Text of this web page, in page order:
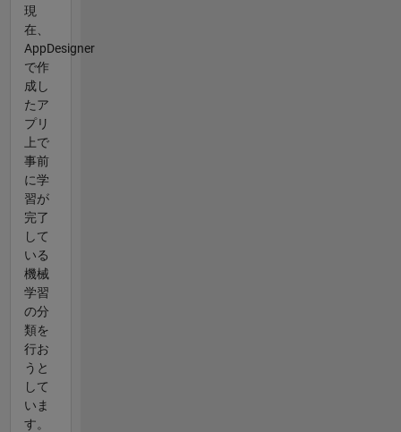
現
在、
AppDesigner
で作
成し
たア
プリ
上で
事前
に学
習が
完了
して
いる
機械
学習
の分
類を
行お
うと
して
いま
す。